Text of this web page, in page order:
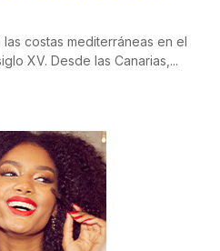
costas mediterráneas en el
XV. Desde las Canarias,...